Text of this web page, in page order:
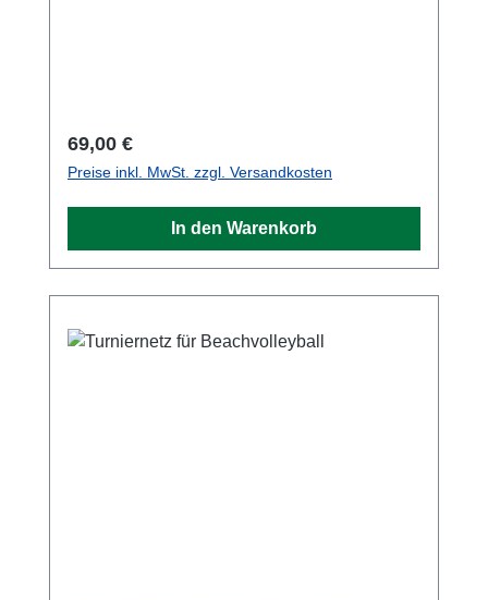
Regulärer Preis:
69,00 €
Preise inkl. MwSt. zzgl. Versandkosten
In den Warenkorb